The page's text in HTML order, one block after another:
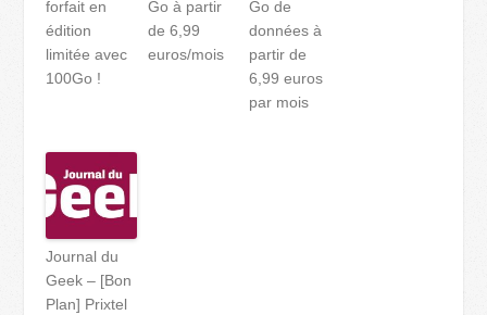
forfait en
édition
limitée avec
100Go !
Go à partir
de 6,99
euros/mois
Go de
données à
partir de
6,99 euros
par mois
Journal du
Geek – [Bon
Plan] Prixtel